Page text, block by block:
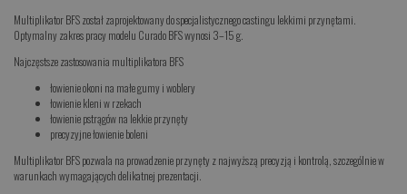
Multiplikator BFS został zaprojektowany do specjalistycznego castingu lekkimi przynętami.
Optymalny zakres pracy modelu Curado BFS wynosi 3–15 g.
Najczęstsze zastosowania multiplikatora BFS
łowienie okoni na małe gumy i woblery
łowienie kleni w rzekach
łowienie pstrągów na lekkie przynęty
precyzyjne łowienie boleni
Multiplikator BFS pozwala na prowadzenie przynęty z najwyższą precyzją i kontrolą, szczególnie w
warunkach wymagających delikatnej prezentacji.